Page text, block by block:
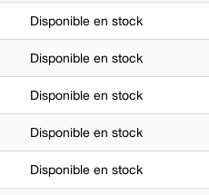
Disponible en stock
Disponible en stock
Disponible en stock
Disponible en stock
Disponible en stock